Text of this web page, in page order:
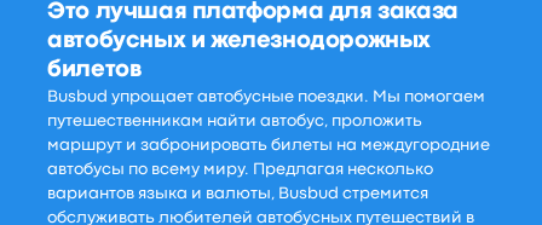
Это лучшая платформа для заказа
автобусных и железнодорожных
билетов
Busbud упрощает автобусные поездки. Мы помогаем
путешественникам найти автобус, проложить
маршрут и забронировать билеты на междугородние
автобусы по всему миру. Предлагая несколько
вариантов языка и валюты, Busbud стремится
обслуживать любителей автобусных путешествий в